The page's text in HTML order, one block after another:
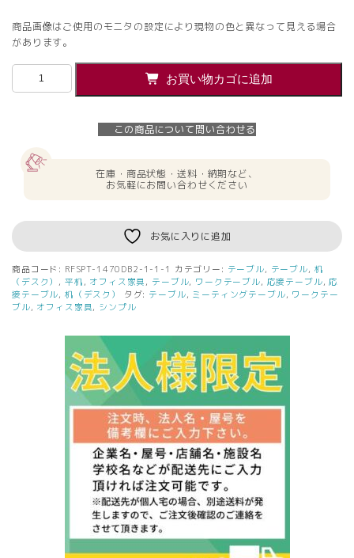
商品画像はご使用のモニタの設定により現物の色と異なって見える場合
があります。
【法
デ
ィ
RF
シ
ン
お買い物カゴに追加
この商品について問い合わせる
在庫・商品状態・送料・納期など、
お気軽にお問い合わせください
お気に入りに追加
商品コード: RFSPT-1470DB2-1-1-1 カテゴリー: テーブル, テーブル, 机
（デスク） , 平机 , オフィス家具 , テーブル, ワークテーブル, 応接テーブル,応
接テーブル, 机（デスク） タグ: テーブル, ミーティングテーブル, ワークテー
ブル, オフィス家具, シンプル